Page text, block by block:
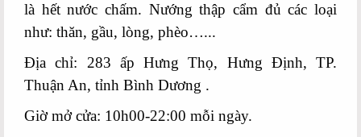
là hết nước chấm. Nướng thập cẩm đủ các loại
như: thăn, gầu, lòng, phèo…...
Địa chỉ: 283 ấp Hưng Thọ, Hưng Định, TP.
Thuận An, tỉnh Bình Dương .
Giờ mở cửa: 10h00-22:00 mỗi ngày.